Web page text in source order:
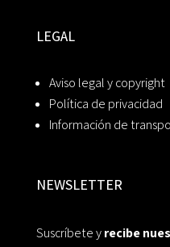
LEGAL
Aviso legal y copyright
Política de privacidad
Información de
NEWSLETTER
Suscríbete yrecibe